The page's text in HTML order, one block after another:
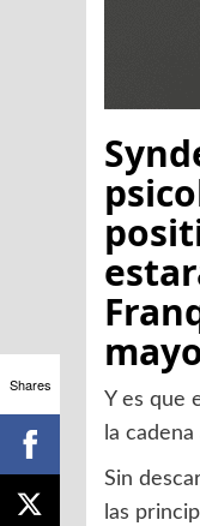
Y es que
la
Sin
las
Shares